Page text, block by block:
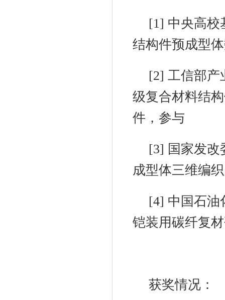
[1] 中央高校
结构件预成型
[2] 工信部产
级复合材料结
件，参与
[3] 国家发
成型体三维编
[4] 中国石油
铠装用碳纤复
获奖情况：